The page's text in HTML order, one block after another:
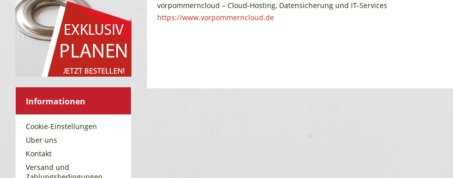
Informationen
Cookie-Einstellungen
Über uns
Kontakt
Versand und
vorpommerncloud – Cloud-Hosting, Datensicherung und IT-Services
https://www.vorpommerncloud.de